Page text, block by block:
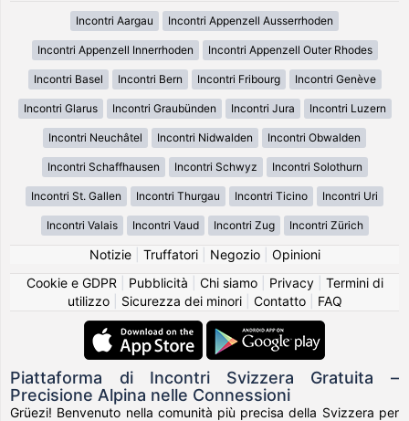
Incontri Aargau Incontri Appenzell Ausserrhoden
Incontri Appenzell Innerrhoden Incontri Appenzell Outer Rhodes
Incontri Basel Incontri Bern Incontri Fribourg Incontri Genève
Incontri Glarus Incontri Graubünden Incontri Jura Incontri Luzern
Incontri Neuchâtel Incontri Nidwalden Incontri Obwalden
Incontri Schaffhausen Incontri Schwyz Incontri Solothurn
Incontri St. Gallen Incontri Thurgau Incontri Ticino Incontri Uri
Incontri Valais Incontri Vaud Incontri Zug Incontri Zürich
Notizie| Truffatori| Negozio| Opinioni
Cookie e GDPR
Pubblicità Chi siamo| Privacy| Termini di
utilizzo| Sicurezza dei minori| Contatto| FAQ
Piattaforma di Incontri Svizzera Gratuita –
Precisione Alpina nelle Connessioni
Grüezi! Benvenuto nella comunità più precisa della Svizzera per